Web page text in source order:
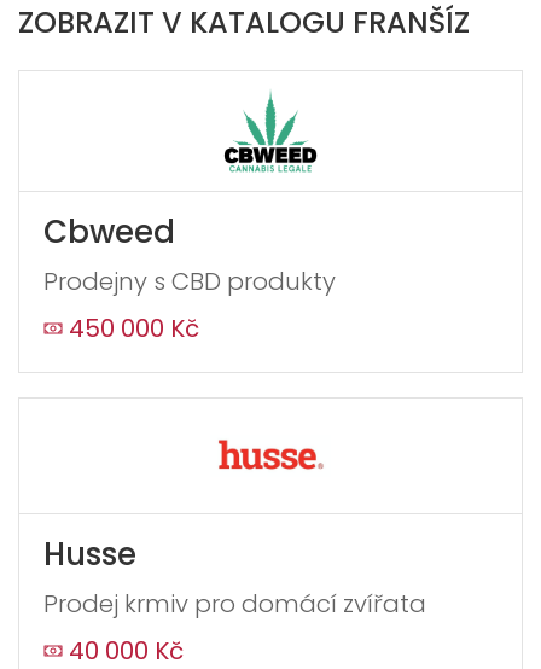
ZOBRAZIT V KATALOGU FRANŠÍZ
Cbweed
Prodejny s CBD produkty
450 000 Kč
Husse
Prodej krmiv pro domácí zvířata
40 000 Kč